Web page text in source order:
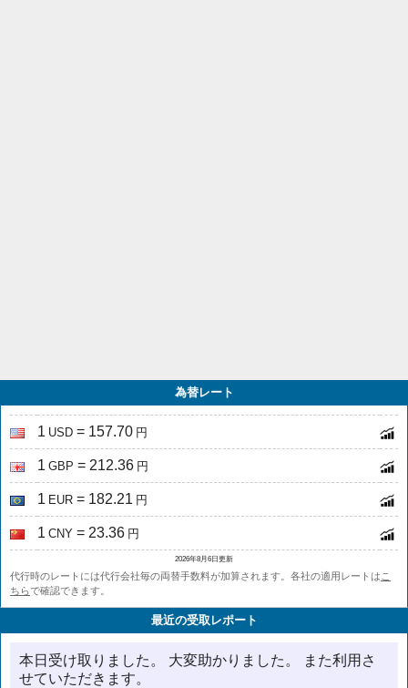
為替レート
1 USD = 157.70 円
1 GBP = 212.36 円
1 EUR = 182.21 円
1 CNY = 23.36 円
2026年8月6日更新
代行時のレートには代行会社毎の両替手数料が加算されます。各社の適用レートはこ
ちらで確認できます。
最近の受取レポート
本日受け取りました。 大変助かりました。 また利用さ
せていただきます。